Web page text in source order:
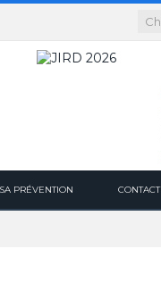
PRÉVENTION CONTACT